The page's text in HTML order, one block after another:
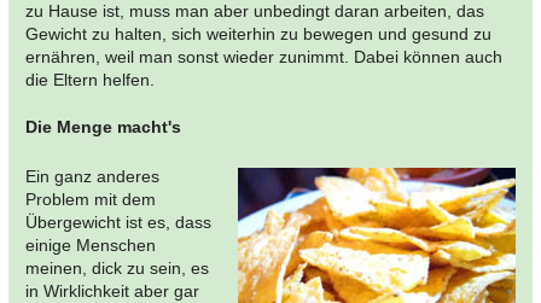
zu Hause ist, muss man aber unbedingt daran arbeiten, das
Gewicht zu halten, sich weiterhin zu bewegen und gesund zu
ernähren, weil man sonst wieder zunimmt. Dabei können auch
die Eltern helfen.
Die Menge macht's
Ein ganz anderes
Problem mit dem
Übergewicht ist es, dass
einige Menschen
meinen, dick zu sein, es
in Wirklichkeit aber gar